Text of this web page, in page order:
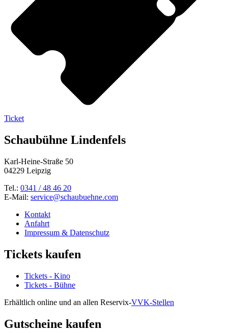
Ticket
Schaubühne Lindenfels
Karl-Heine-Straße 50
04229 Leipzig
Tel.: 0341 / 48 46 20
E-Mail: service@schaubuehne.com
Kontakt
Anfahrt
Impressum & Datenschutz
Tickets kaufen
Tickets - Kino
Tickets - Bühne
Erhältlich online und an allen Reservix-VVK-Stellen
Gutscheine kaufen